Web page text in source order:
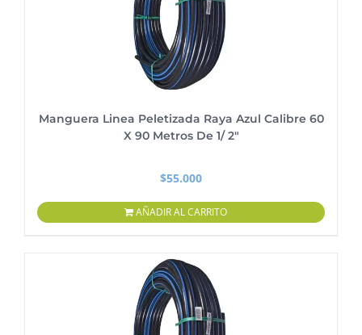
Manguera Linea Peletizada Raya Azul Calibre 60
X 90 Metros De 1/ 2″
$55.000
AÑADIR AL CARRITO